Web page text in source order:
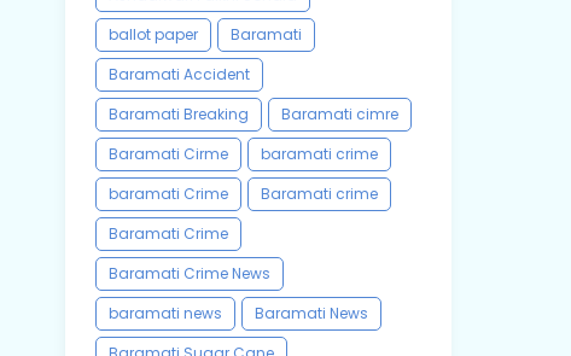
ballot paper
Baramati
Baramati Accident
Baramati Breaking
Baramati cimre
Baramati Cirme
baramati crime
baramati Crime
Baramati crime
Baramati Crime
Baramati Crime News
baramati news
Baramati News